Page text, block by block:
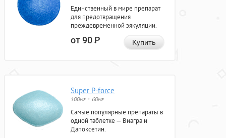
Единственный в мире препарат
для предотвращения
преждевременной эякуляции.
от 90Р Купить
Super P-force
100мг + 60мг
Самые популярные препараты в
одной таблетке — Виагра и
Дапоксетин.